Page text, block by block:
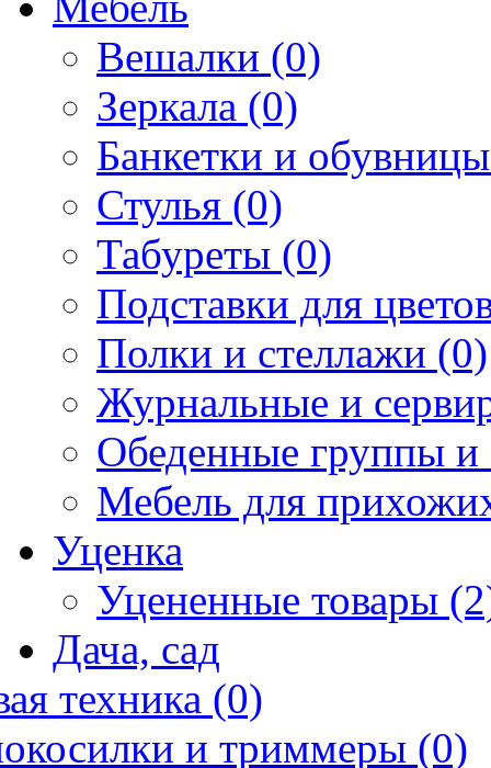
Вешалки (0)
Зеркала (0)
Банкетки и
Стулья (0)
Табуреты (0)
Подставки для
Полки и стеллажи (0)
Журнальные и
Обеденные группы и
Мебель для
Уценка
Уцененные товары
Дача, сад
техника (0)
и триммеры (0)